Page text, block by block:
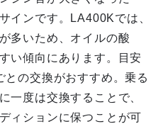
ンです。LA400Kでは、
多いため、オイルの酸
い傾向にあります。目安
の交換がおすすめ。乗る
一度は交換することで、
ィションに保つことが可